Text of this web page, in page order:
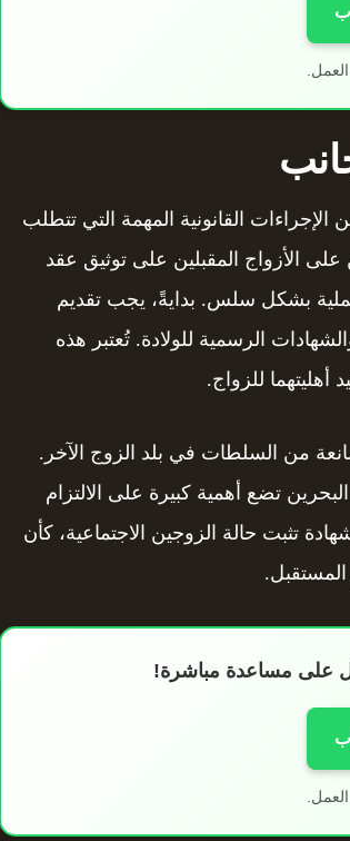
القانونية المهمة التي تتطلب
الأزواج المقبلين على توثيق عقد
بشكل سلس. بدايةً، يجب تقديم
الرسمية للولادة. تُعتبر هذه
أهليتهما للزواج.
من السلطات في بلد الزوج الآخر.
تضع أهمية كبيرة على الالتزام
تثبت حالة الزوجين الاجتماعية، كأن
المستقبل.
على مساعدة مباشرة!